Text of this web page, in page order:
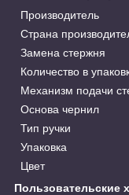
Производитель
Страна
Замена стержня
Количество в
Механизм подачи
Основа чернил
Тип ручки
Упаковка
Цвет
Пользовательские